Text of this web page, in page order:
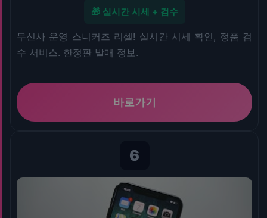
🎁 실시간 시세 + 검수
무신사 운영 스니커즈 리셀! 실시간 시세 확인, 정품 검
수 서비스. 한정판 발매 정보.
바로가기
6